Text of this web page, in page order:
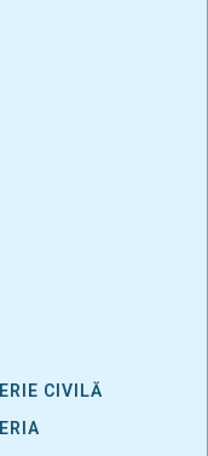
CIVILĂ